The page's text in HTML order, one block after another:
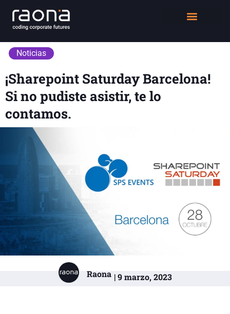
Noticias
¡Sharepoint Saturday Barcelona!
Si no pudiste asistir, te lo
contamos.
Raona | 9 marzo, 2023